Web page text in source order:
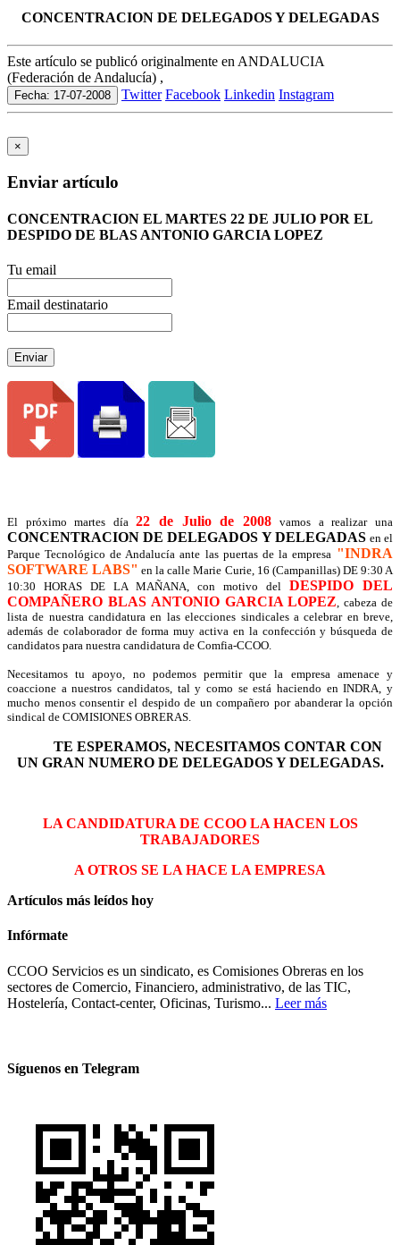
CONCENTRACION DE DELEGADOS Y DELEGADAS
Este artículo se publicó originalmente en ANDALUCIA
(Federación de Andalucía) ,
Fecha: 17-07-2008 Twitter Facebook Linkedin Instagram
×
Enviar artículo
CONCENTRACION EL MARTES 22 DE JULIO POR EL
DESPIDO DE BLAS ANTONIO GARCIA LOPEZ
Tu email
Email destinatario
Enviar
El próximo martes día22 de Julio de 2008vamos a realizar una
CONCENTRACION DE DELEGADOS Y DELEGADAS en el
Parque Tecnológico de Andalucía ante las puertas de la empresa "INDRA
SOFTWARE LABS" en la calle Marie Curie, 16 (Campanillas) DE 9:30 A
10:30 HORAS DE LA MAÑANA, con motivo del DESPIDO DEL
COMPAÑERO BLAS ANTONIO GARCIA LOPEZ, cabeza de
lista de nuestra candidatura en las elecciones sindicales a celebrar en breve,
además de colaborador de forma muy activa en la confección y búsqueda de
candidatos para nuestra candidatura de Comfia-CCOO.
Necesitamos tu apoyo, no podemos permitir que la empresa amenace y
coaccione a nuestros candidatos, tal y como se está haciendo en INDRA, y
mucho menos consentir el despido de un compañero por abanderar la opción
sindical de COMISIONES OBRERAS.
TE ESPERAMOS, NECESITAMOS CONTAR CON
UN GRAN NUMERO DE DELEGADOS Y DELEGADAS.
LA CANDIDATURA DE CCOO LA HACEN LOS
TRABAJADORES
A OTROS SE LA HACE LA EMPRESA
Artículos más leídos hoy
Infórmate
CCOO Servicios es un sindicato, es Comisiones Obreras en los
sectores de Comercio, Financiero, administrativo, de las TIC,
Hostelería, Contact-center, Oficinas, Turismo... Leer más
Síguenos en Telegram